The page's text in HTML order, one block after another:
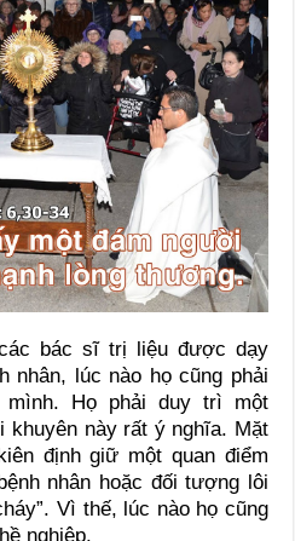
bác sĩ trị liệu được dạy
nhân, lúc nào họ cũng phải
Họ phải duy trì một
khuyên này rất ý nghĩa. Mặt
định giữ một quan điểm
nhân hoặc đối tượng lôi
Vì thế, lúc nào họ cũng
nghiệp.